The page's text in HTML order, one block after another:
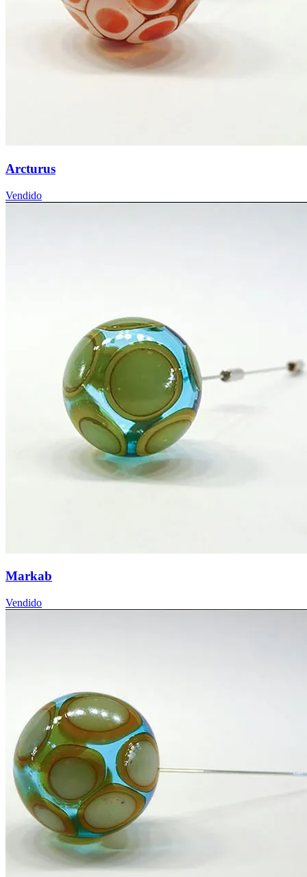
Arcturus
Vendido
Markab
Vendido